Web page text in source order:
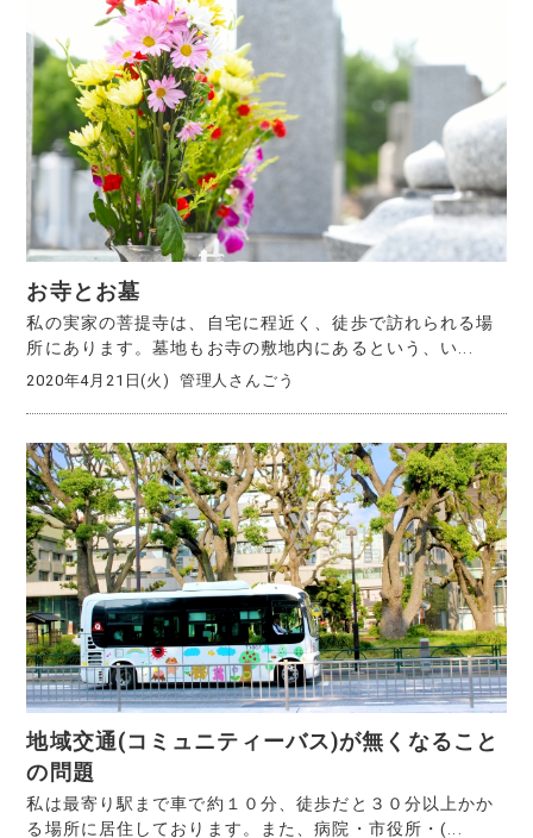
お寺とお墓
私の実家の菩提寺は、自宅に程近く、徒歩で訪れられる場
所にあります。墓地もお寺の敷地内にあるという、い...
2020年4月21日(火) 管理人さんごう
地域交通(コミュニティーバス)が無くなること
の問題
私は最寄り駅まで車で約１０分、徒歩だと３０分以上かか
る場所に居住しております。また、病院・市役所・(...